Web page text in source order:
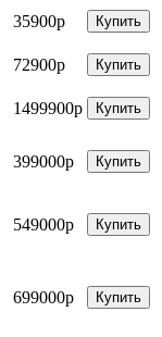
35900р Купить
72900р Купить
1499900р Купить
399000р Купить
549000р Купить
699000р Купить